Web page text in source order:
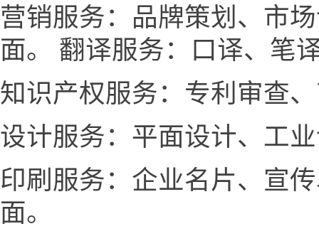
营销服务：品牌策划、市
面。 翻译服务：口译、笔
知识产权服务：专利审查
设计服务：平面设计、工
印刷服务：企业名片、宣
面。